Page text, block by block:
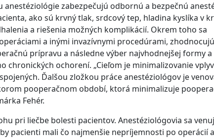
anestéziológie zabezpečujú odbornú a bezpečnú
ako sú krvný tlak, srdcový tep, hladina kyslíka v
a riešenia možných komplikácií. Okrem toho sa
a inými invazívnymi procedúrami,
prípravu a následne výber najvhodnejšej formy a
chronických ochorení. „Cieľom je minimalizovanie
Ďalšou zložkou práce anestéziológov je
pooperačnom období, ktorá minimalizuje
Fehér.
pri liečbe bolesti pacientov. Anestéziológovia sa
pacienti mali čo najmenšie nepríjemnosti po operácií